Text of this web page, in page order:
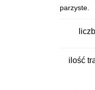
parzyste.
ilość